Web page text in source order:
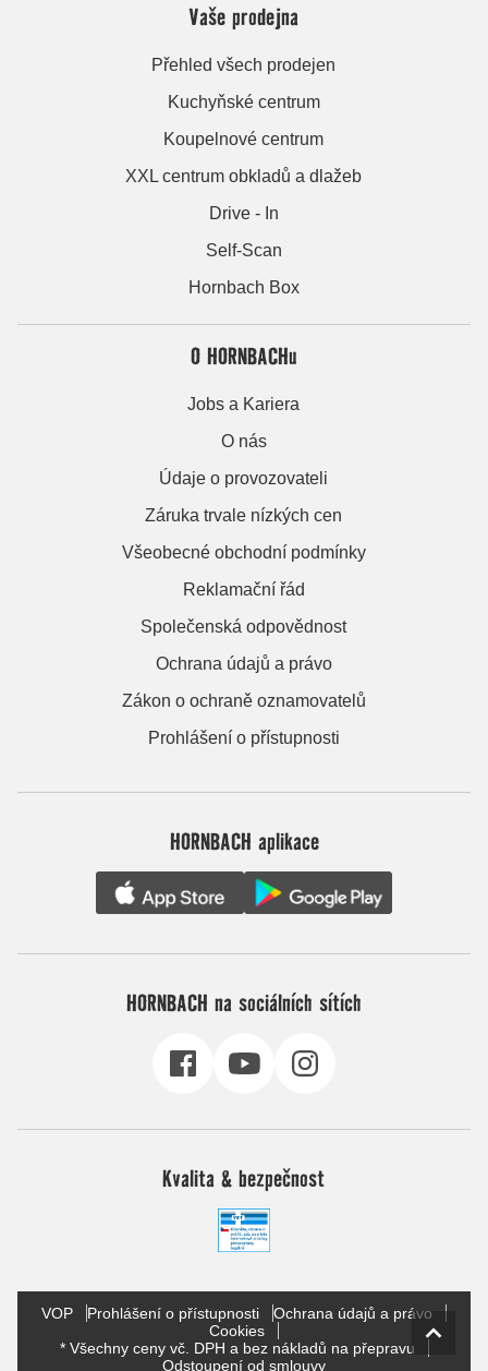
Vaše prodejna
Přehled všech prodejen
Kuchyňské centrum
Koupelnové centrum
XXL centrum obkladů a dlažeb
Drive - In
Self-Scan
Hornbach Box
O HORNBACHu
Jobs a Kariera
O nás
Údaje o provozovateli
Záruka trvale nízkých cen
Všeobecné obchodní podmínky
Reklamační řád
Společenská odpovědnost
Ochrana údajů a právo
Zákon o ochraně oznamovatelů
Prohlášení o přístupnosti
HORNBACH aplikace
HORNBACH na sociálních sítích
Kvalita & bezpečnost
VOP Prohlášení o přístupnosti
Ochrana údajů a právo
Cookies
* Všechny ceny vč. DPH a bez nákladů na přepravu
Odstoupení od smlouvy